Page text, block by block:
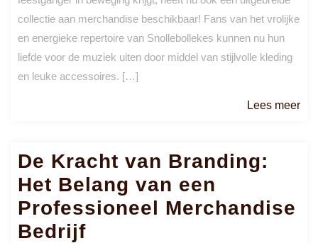
collectie aan merchandise beschikbaar! Fans van het vrolijke
en energieke repertoire van Snollebollekes kunnen nu hun
liefde voor de muziek uiten door middel van stijlvolle kleding
en leuke accessoires. […]
Lees meer
De Kracht van Branding:
Het Belang van een
Professioneel Merchandise
Bedrijf